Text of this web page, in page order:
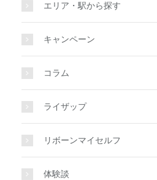
エリア・駅から探す
キャンペーン
コラム
ライザップ
リボーンマイセルフ
体験談